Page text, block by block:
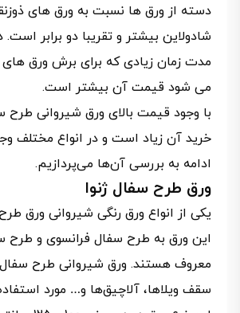
دسته از ورق ها نسبت به ورق های
شادولاین بیشتر و تقریبا دو برابر است.
مدت زمان زیادی که برای برش ورق
می شود قیمت آن بیشتر است.
با وجود قیمت بالای ورق شیروانی طرح
خرید آن زیاد است و در انواع مختلف
ادامه به بررسی آن‌ها می‌پردازیم.
ورق طرح سفال ژنوا
یکی از انواع ورق رنگی شیروانی ورق
این ورق به طرح سفال فرانسوی و طرح
معروف هستند. ورق شیروانی طرح
سقف ویلاها، آلاچیق‌ها و… مورد